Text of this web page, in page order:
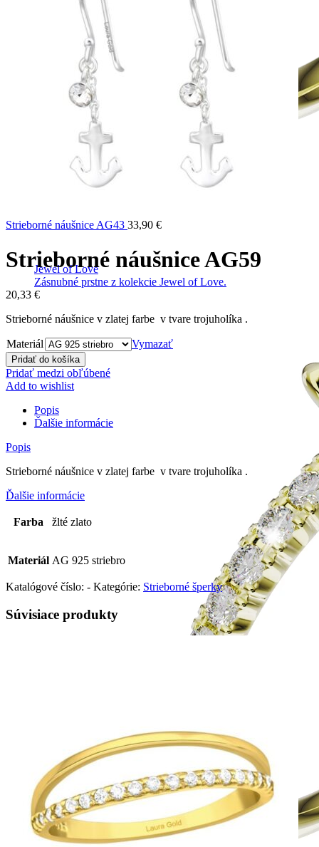
Jewel of Love
Zásnubné prstne z kolekcie Jewel of Love.
Strieborné náušnice AG43 33,90 €
Strieborné náušnice AG59
20,33 €
Strieborné náušnice v zlatej farbe v tvare trojuholíka .
Materiál Vymazať
Pridať do košíka
Pridať medzi obľúbené
Add to wishlist
Popis
Ďalšie informácie
Popis
Strieborné náušnice v zlatej farbe v tvare trojuholíka .
Ďalšie informácie
Farba žlté zlato
Materiál AG 925 striebro
Katalógové číslo: - Kategórie: Strieborné šperky
Súvisiace produkty